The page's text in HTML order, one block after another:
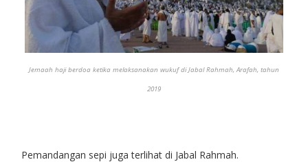
Jemaah haji berdoa ketika melaksanakan wukuf di Jabal Rahmah, Arafah, tahun
2019
Pemandangan sepi juga terlihat di Jabal Rahmah.